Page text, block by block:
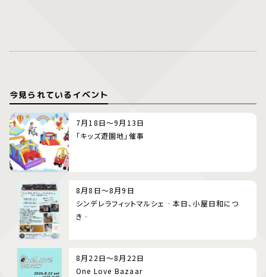
今見られているイベント
7月18日～9月13日
「キッズ遊園地」催事
8月8日～8月9日
シンデレラフィットマルシェ‐本日、小屋日和につ
き‐
8月22日～8月22日
One Love Bazaar